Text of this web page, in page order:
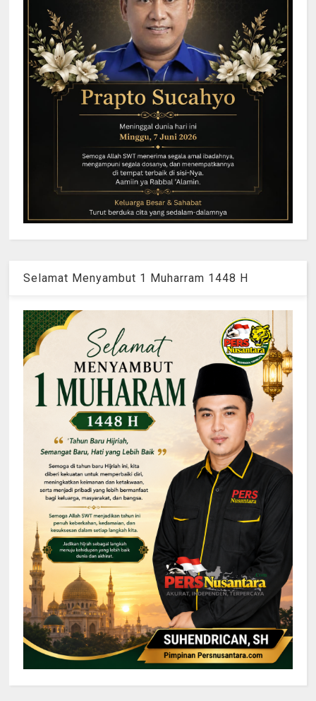
Selamat Menyambut 1 Muharram 1448 H